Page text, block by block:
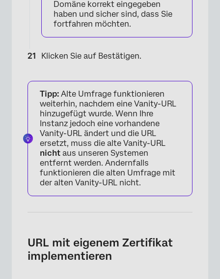
Domäne korrekt eingegeben
haben und sicher sind, dass Sie
fortfahren möchten.
Klicken Sie auf Bestätigen.
Tipp: Alte Umfrage funktionieren
weiterhin, nachdem eine Vanity-URL
hinzugefügt wurde. Wenn Ihre
Instanz jedoch eine vorhandene
Vanity-URL ändert und die URL
ersetzt, muss die alte Vanity-URL
nicht aus unseren Systemen
entfernt werden. Andernfalls
funktionieren die alten Umfrage mit
der alten Vanity-URL nicht.
URL mit eigenem Zertifikat
implementieren